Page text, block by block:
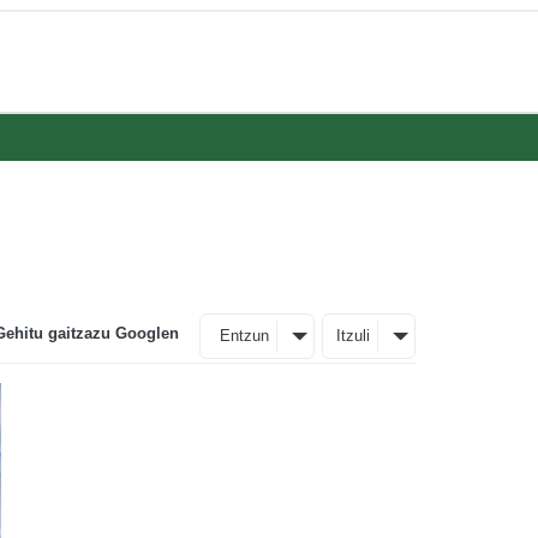
gaitzazu Googlen Entzun Itzuli